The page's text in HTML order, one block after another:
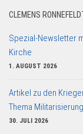
CLEMENS
Spezial-Newsletter
Kirche
1. AUGUST 2026
Artikel zu den
Thema Militarisierung
30. JULI 2026